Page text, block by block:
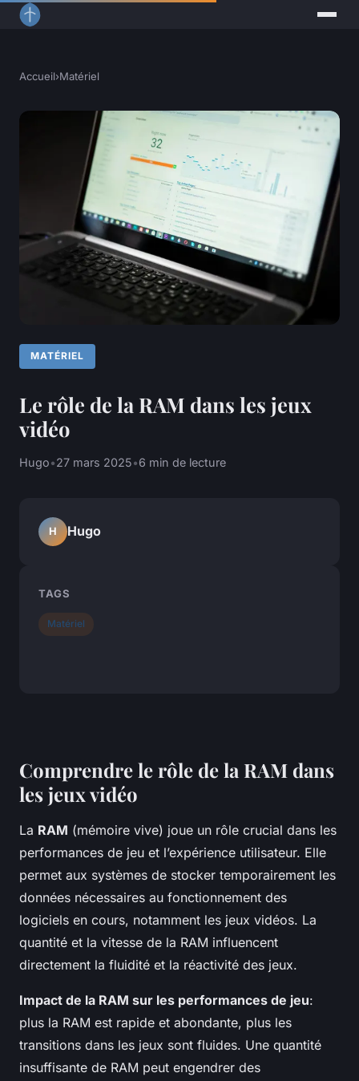
Accueil›Matériel
MATÉRIEL
Le rôle de la RAM dans les jeux
vidéo
Hugo•27 mars 2025•6 min de lecture
Comprendre le rôle de la RAM dans
les jeux vidéo
La RAM (mémoire vive) joue un rôle crucial dans les
performances de jeu et l’expérience utilisateur. Elle
permet aux systèmes de stocker temporairement les
données nécessaires au fonctionnement des
logiciels en cours, notamment les jeux vidéos. La
quantité et la vitesse de la RAM influencent
directement la fluidité et la réactivité des jeux.
Impact de la RAM sur les performances de jeu:
plus la RAM est rapide et abondante, plus les
transitions dans les jeux sont fluides. Une quantité
insuffisante de RAM peut engendrer des
H Hugo
TAGS
Matériel